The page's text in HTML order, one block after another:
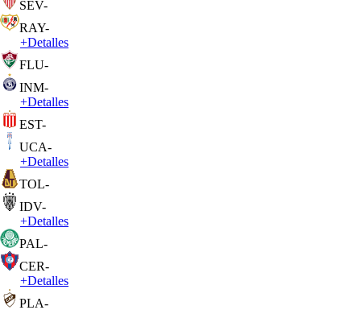
SEV-
RAY-
+Detalles
FLU-
INM-
+Detalles
EST-
UCA-
+Detalles
TOL-
IDV-
+Detalles
PAL-
CER-
+Detalles
PLA-